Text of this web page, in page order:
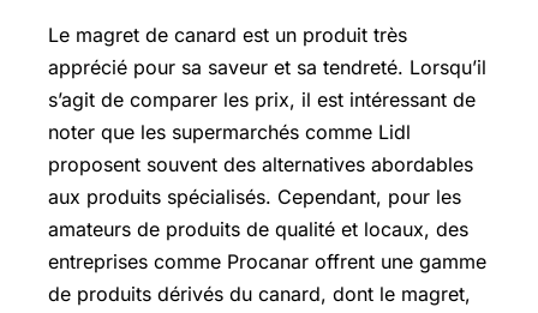
Le magret de canard est un produit très
apprécié pour sa saveur et sa tendreté. Lorsqu’il
s’agit de comparer les prix, il est intéressant de
noter que les supermarchés comme Lidl
proposent souvent des alternatives abordables
aux produits spécialisés. Cependant, pour les
amateurs de produits de qualité et locaux, des
entreprises comme Procanar offrent une gamme
de produits dérivés du canard, dont le magret,